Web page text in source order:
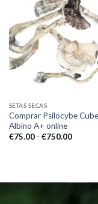
SETAS SECAS
Comprar Psilocybe
Albino A+ online
€75.00 - €750.00Rango